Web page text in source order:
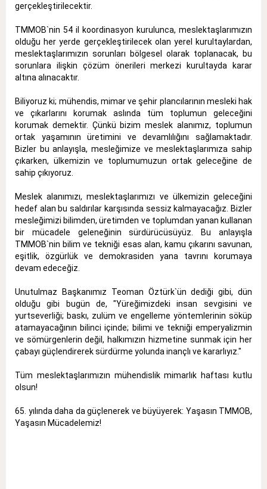
gerçekleştirilecektir.
TMMOB`nin 54 il koordinasyon kurulunca, meslektaşlarımızın
olduğu her yerde gerçekleştirilecek olan yerel kurultaylardan,
meslektaşlarımızın sorunları bölgesel olarak toplanacak, bu
sorunlara ilişkin çözüm önerileri merkezi kurultayda karar
altına alınacaktır.
Biliyoruz ki; mühendis, mimar ve şehir plancılarının mesleki hak
ve çıkarlarını korumak aslında tüm toplumun geleceğini
korumak demektir. Çünkü bizim meslek alanımız, toplumun
ortak yaşamının üretimini ve devamlılığını sağlamaktadır.
Bizler bu anlayışla, mesleğimize ve meslektaşlarımıza sahip
çıkarken, ülkemizin ve toplumumuzun ortak geleceğine de
sahip çıkıyoruz.
Meslek alanımızı, meslektaşlarımızı ve ülkemizin geleceğini
hedef alan bu saldırılar karşısında sessiz kalmayacağız. Bizler
mesleğimizi bilimden, üretimden ve toplumdan yanan kullanan
bir mücadele geleneğinin sürdürücüsüyüz. Bu anlayışla
TMMOB`nin bilim ve tekniği esas alan, kamu çıkarını savunan,
eşitlik, özgürlük ve demokrasiden yana tavrını korumaya
devam edeceğiz.
Unutulmaz Başkanımız Teoman Öztürk`ün dediği gibi, dün
olduğu gibi bugün de, "Yüreğimizdeki insan sevgisini ve
yurtseverliği; baskı, zulüm ve engelleme yöntemlerinin söküp
atamayacağının bilinci içinde; bilimi ve tekniği emperyalizmin
ve sömürgenlerin değil, halkımızın hizmetine sunmak için her
çabayı güçlendirerek sürdürme yolunda inançlı ve kararlıyız."
Tüm meslektaşlarımızın mühendislik mimarlık haftası kutlu
olsun!
65. yılında daha da güçlenerek ve büyüyerek: Yaşasın TMMOB,
Yaşasın Mücadelemiz!